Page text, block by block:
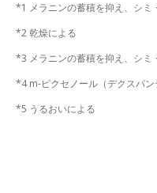
*1 メラニンの蓄積を抑え、シミ
*2 乾燥による
*3 メラニンの蓄積を抑え、シミ
*4 m-ピクセノール（デクスパン
*5 うるおいによる